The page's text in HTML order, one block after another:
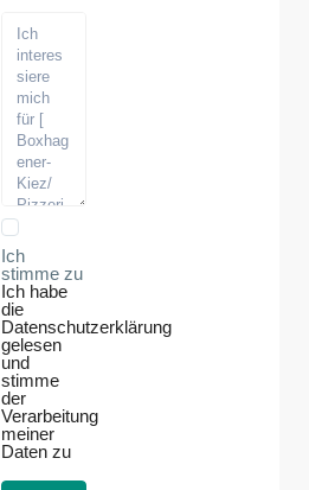
Ich
stimme zu
Ich habe
die
Datenschutzerklärung
gelesen
und
stimme
der
Verarbeitung
meiner
Daten zu